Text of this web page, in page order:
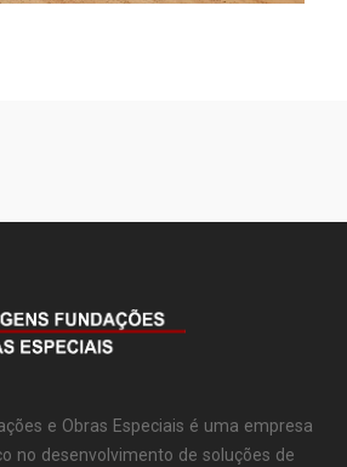
e Obras Especiais é uma empresa
no desenvolvimento de soluções de